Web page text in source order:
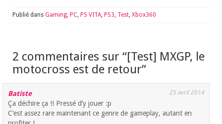
Publié dans Gaming PC PS VITA PS3 Test Xbox360
2 commentaires sur “[Test] MXGP, le
motocross est de retour”
Batiste 25 avril 2014
Ça déchire ça !! Pressé d’y jouer :p
C’est assez rare maintenant ce genre de gameplay, autant en